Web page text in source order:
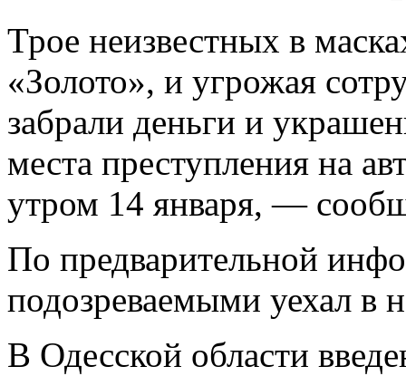
Трое неизвестных в
«Золото», и угрожая
забрали деньги и
места преступления на
утром 14 января, —
По предварительной
подозреваемыми уехал в
В Одесской области